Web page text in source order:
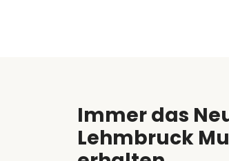
Immer das
Lehmbruck